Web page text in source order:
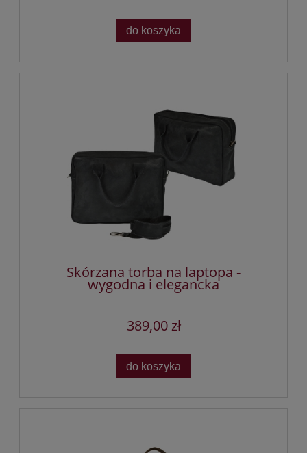
do koszyka
Skórzana torba na laptopa -
wygodna i elegancka
389,00 zł
do koszyka